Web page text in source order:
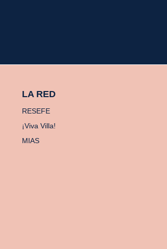
LA RED
RESEFE
¡Viva Villa!
MIAS